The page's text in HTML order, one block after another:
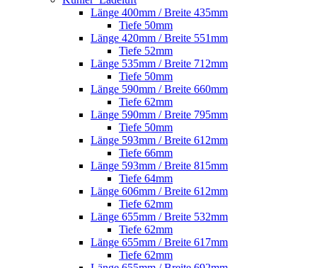
Länge 400mm / Breite 435mm
Tiefe 50mm
Länge 420mm / Breite 551mm
Tiefe 52mm
Länge 535mm / Breite 712mm
Tiefe 50mm
Länge 590mm / Breite 660mm
Tiefe 62mm
Länge 590mm / Breite 795mm
Tiefe 50mm
Länge 593mm / Breite 612mm
Tiefe 66mm
Länge 593mm / Breite 815mm
Tiefe 64mm
Länge 606mm / Breite 612mm
Tiefe 62mm
Länge 655mm / Breite 532mm
Tiefe 62mm
Länge 655mm / Breite 617mm
Tiefe 62mm